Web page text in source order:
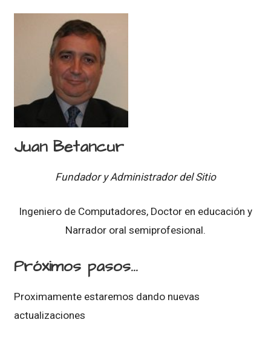
Juan Betancur
Fundador y Administrador del Sitio
Ingeniero de Computadores, Doctor en educación y
Narrador oral semiprofesional.
Próximos pasos...
Proximamente estaremos dando nuevas
actualizaciones